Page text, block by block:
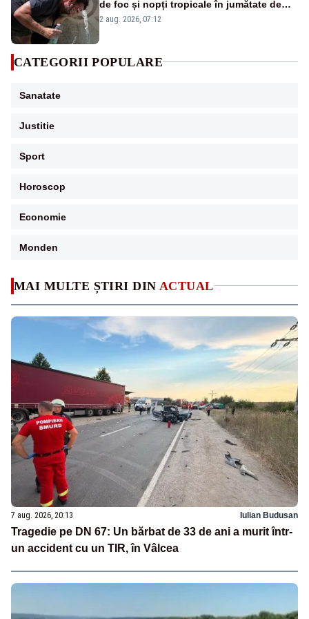
MAI MULTE ȘTIRI DIN ACTUAL
7 aug. 2026, 20:13 Iulian Budusan
Tragedie pe DN 67: Un bărbat de 33 de ani a murit într-
un accident cu un TIR, în Vâlcea
de foc și nopți tropicale în jumătate de
țară
2 aug. 2026, 07:12
CATEGORII POPULARE
Sanatate
Justitie
Sport
Horoscop
Economie
Monden